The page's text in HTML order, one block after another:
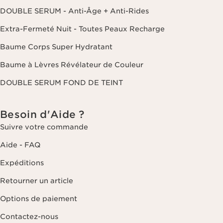
DOUBLE SERUM - Anti-Âge + Anti-Rides
Extra-Fermeté Nuit - Toutes Peaux Recharge
Baume Corps Super Hydratant
Baume à Lèvres Révélateur de Couleur
DOUBLE SERUM FOND DE TEINT
Besoin d'Aide ?
Suivre votre commande
Aide - FAQ
Expéditions
Retourner un article
Options de paiement
Contactez-nous